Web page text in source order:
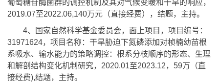
葡萄糖苷酶菌群的调控机制及其对气候变暖和干旱的响应，
2019.07至2022.06,140万元（直接经费），结题，主持。
4、国家自然科学基金委员会，面上项目，项目编号：
31971624，项目名称：干旱胁迫下氮磷添加对桢楠幼苗根
系吸水、输水能力的策略调控：根系分枝顺序的形态、生理
和解剖结构变化机制研究，2020.01至2023.12，59万（直
接经费),结题，主持。